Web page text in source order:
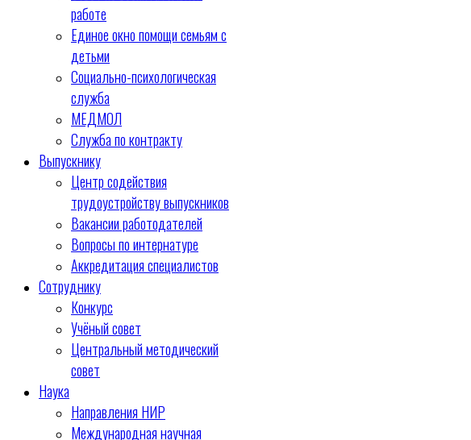
работе
Единое окно помощи семьям с
детьми
Социально-психологическая
служба
МЕДМОЛ
Служба по контракту
Выпускнику
Центр содействия
трудоустройству выпускников
Вакансии работодателей
Вопросы по интернатуре
Аккредитация специалистов
Сотруднику
Конкурс
Учёный совет
Центральный методический
совет
Наука
Направления НИР
Международная научная